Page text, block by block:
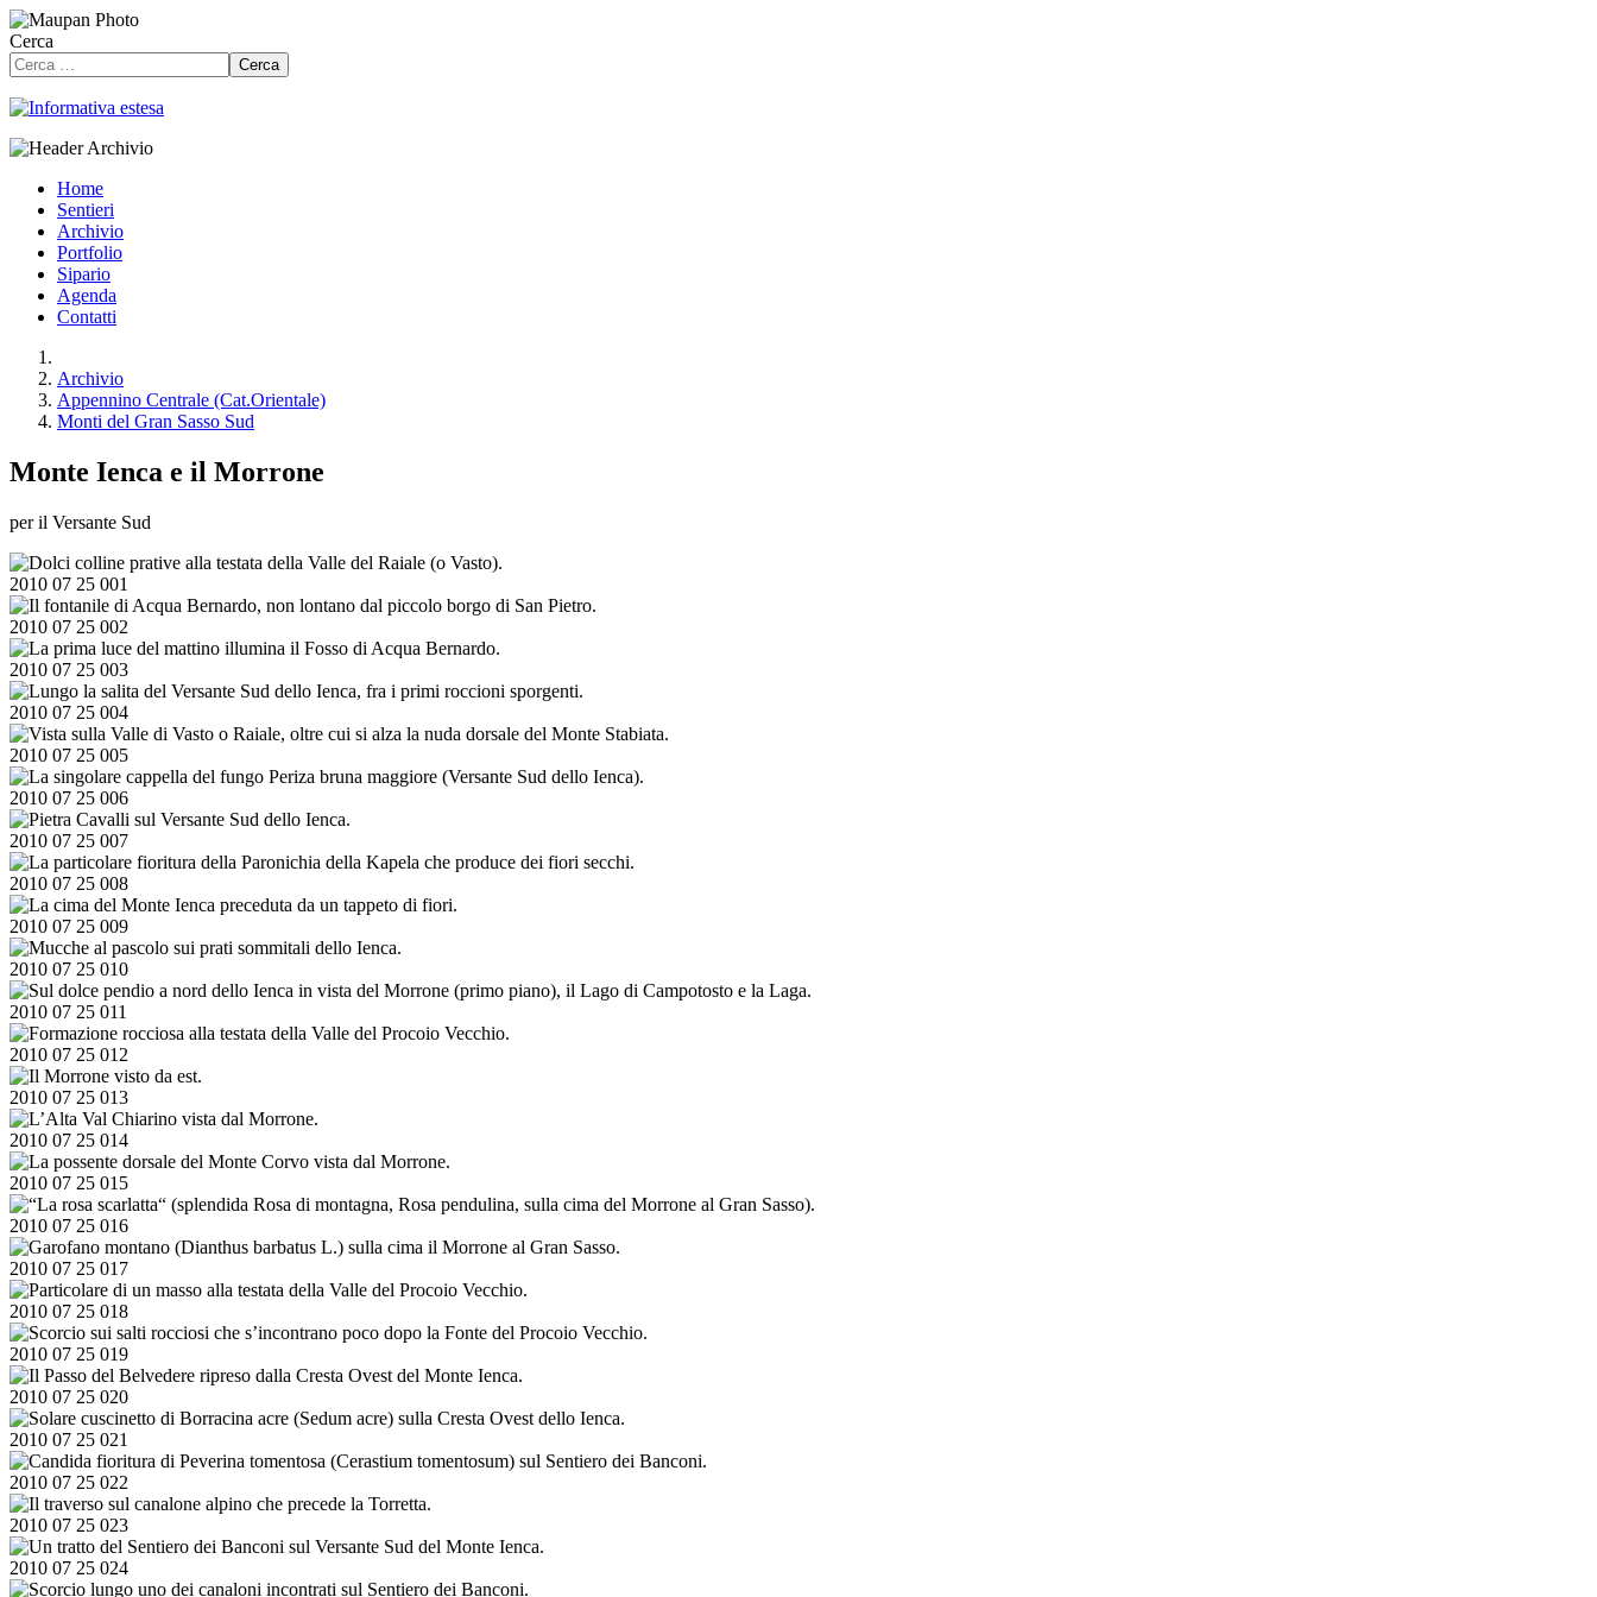
Cerca
Cerca
Home
Sentieri
Archivio
Portfolio
Sipario
Agenda
Contatti
Archivio
Appennino Centrale (Cat.Orientale)
Monti del Gran Sasso Sud
Monte Ienca e il Morrone
per il Versante Sud
2010 07 25 001
2010 07 25 002
2010 07 25 003
2010 07 25 004
2010 07 25 005
2010 07 25 006
2010 07 25 007
2010 07 25 008
2010 07 25 009
2010 07 25 010
2010 07 25 011
2010 07 25 012
2010 07 25 013
2010 07 25 014
2010 07 25 015
2010 07 25 016
2010 07 25 017
2010 07 25 018
2010 07 25 019
2010 07 25 020
2010 07 25 021
2010 07 25 022
2010 07 25 023
2010 07 25 024